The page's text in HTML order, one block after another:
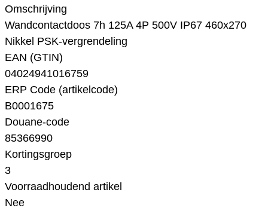
Omschrijving
Wandcontactdoos 7h 125A 4P 500V IP67 460x270
Nikkel PSK-vergrendeling
EAN (GTIN)
04024941016759
ERP Code (artikelcode)
B0001675
Douane-code
85366990
Kortingsgroep
3
Voorraadhoudend artikel
Nee